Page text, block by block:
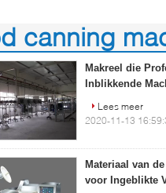
canning
Makreel die
Inblikkende
Lees meer
2020-11-13
Materiaal van
voor Ingeblikte